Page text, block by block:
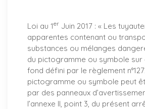
Loi au 1er Juin 2017 : « Les
apparentes contenant ou
substances ou mélanges
du pictogramme ou symbole sur
fond défini par le règlement
pictogramme ou symbole peut
par des panneaux
l’annexe II, point 3, du présent